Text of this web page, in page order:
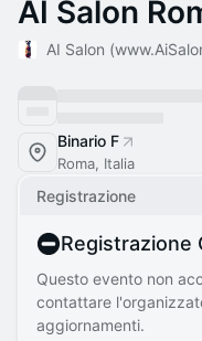
AI Salon
AI Salon
Binario F
Roma, Italia
Registrazione
Registrazione
Questo evento non
contattare
aggiornamenti.